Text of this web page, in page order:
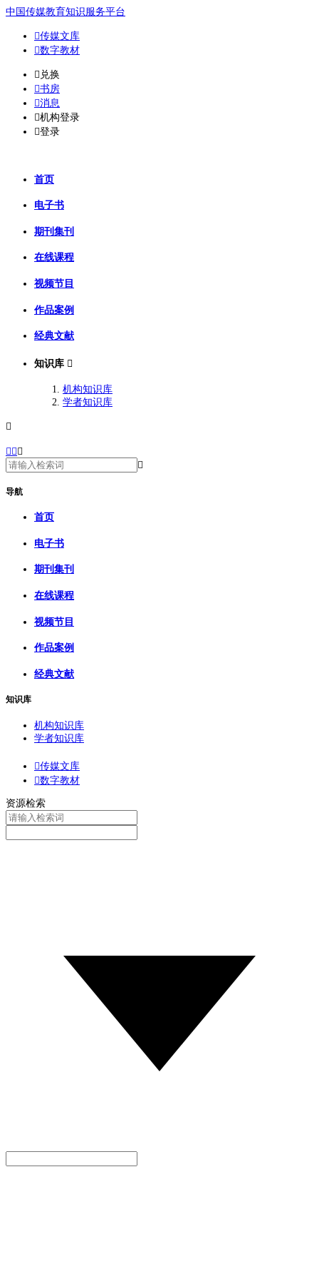
中国传媒教育知识服务平台
传媒文库
数字教材
𐈈 兑换
书房
消息
机构登录
登录
首页
电子书
期刊集刊
在线课程
视频节目
作品案例
经典文献
知识库 
机构知识库
学者知识库



导航
首页
电子书
期刊集刊
在线课程
视频节目
作品案例
经典文献
知识库
机构知识库
学者知识库
传媒文库
数字教材
资源检索